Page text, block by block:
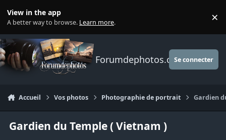
View in the app
A better way to browse. Learn more. ×
Forumdephotos.comSe connecter
Accueil Vos photos Photographie de portrait Gardien
Gardien du Temple ( Vietnam )